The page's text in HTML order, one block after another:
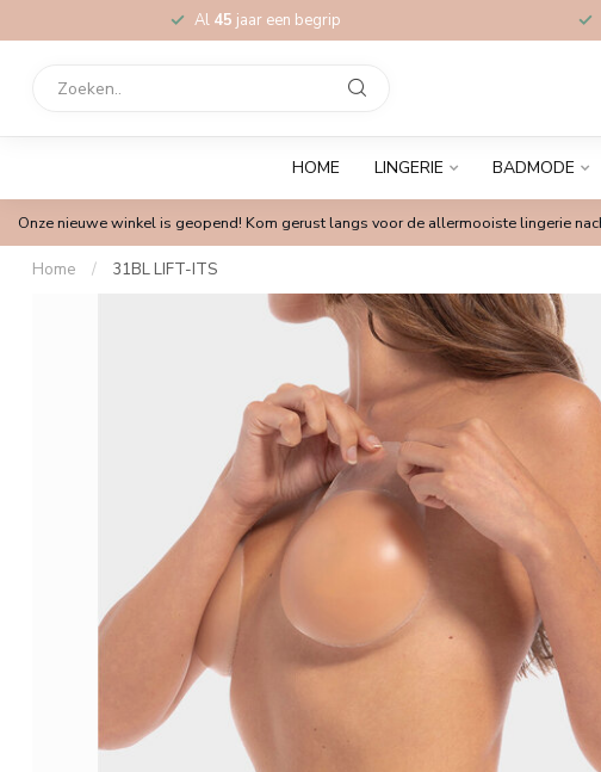
Al 45 jaar een begrip
HOME LINGERIE BADMODE
Onze nieuwe winkel is geopend! Kom gerust langs voor de allermooiste lingerie
Home / 31BL LIFT-ITS